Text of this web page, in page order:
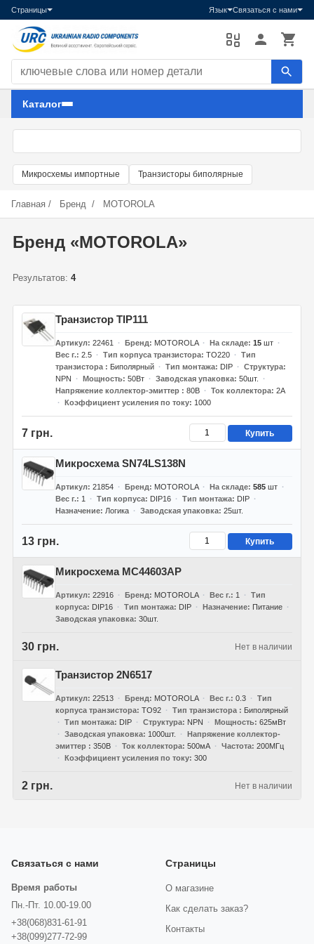
Страницы Язык Связаться с нами
Каталог
Микросхемы импортные Транзисторы биполярные
Главная / Бренд / MOTOROLA
Бренд «MOTOROLA»
Результатов: 4
Транзистор TIP111
Артикул 22461 Бренд MOTOROLA На складе 15шт
Вес г. 2.5 Тип корпуса транзистора TO220
Тип
транзистора
Биполярный Тип монтажа DIP
Структура
NPN
Мощность 50Вт Заводская упаковка 50шт.
Напряжение коллектор-эмиттер
80В Ток коллектора 2А
Коэффициент усиления по току
1000
7 грн. Купить
Микросхема SN74LS138N
Артикул 21854 Бренд MOTOROLA На складе 585шт
Вес г.
1 Тип корпуса DIP16 Тип монтажа
DIP
Назначение
Логика Заводская упаковка 25шт.
13 грн. Купить
Микросхема MC44603AP
Артикул 22916 Бренд MOTOROLA Вес г. 1
Тип
корпуса
DIP16 Тип монтажа DIP Назначение
Питание
Заводская упаковка 30шт.
30 грн. Нет в наличии
Транзистор 2N6517
Артикул 22513 Бренд MOTOROLA Вес г. 0.3
Тип
корпуса транзистора TO92 Тип транзистора
Биполярный
Тип монтажа
DIP Структура NPN Мощность 625мВт
Заводская упаковка
1000шт.
Напряжение коллектор-
эмиттер
350В Ток коллектора 500мА Частота 200МГц
Коэффициент усиления по току 300
2 грн. Нет в наличии
Связаться с нами
Время работы
Пн.-Пт. 10.00-19.00
+38(068)831-61-91
+38(099)277-72-99
Страницы
О магазине
Как сделать заказ?
Контакты